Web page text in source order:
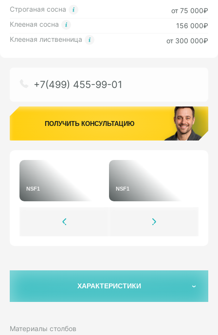
Строганая сосна
от 75 000₽
Клееная сосна
156 000₽
Клееная лиственница
от 300 000₽
+7(499) 455-99-01
ПОЛУЧИТЬ КОНСУЛЬТАЦИЮ
NSF1 NSF1
ХАРАКТЕРИСТИКИ
Материалы столбов